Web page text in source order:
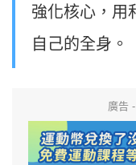
強化核心，用
自己的全身。
廣告